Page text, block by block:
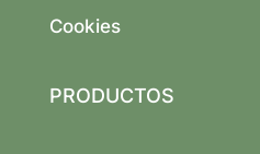
Cookies
PRODUCTOS